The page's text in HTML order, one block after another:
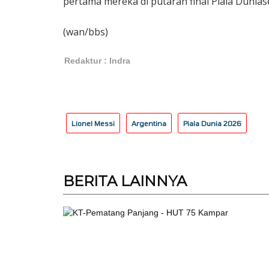
(wan/bbs)
Redaktur : Indra
Lionel Messi Argentina Piala Dunia 2026
BERITA LAINNYA